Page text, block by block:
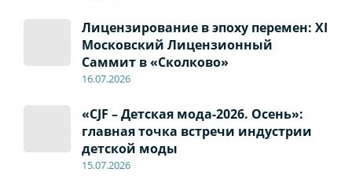
Лицензирование в эпоху перемен: XI
Московский Лицензионный
Саммит в «Сколково»
16.07.2026
«CJF – Детская мода-2026. Осень»:
главная точка встречи индустрии
детской моды
15.07.2026